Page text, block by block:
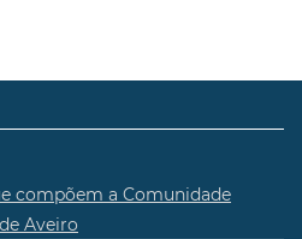
compõem a Comunidade
Aveiro